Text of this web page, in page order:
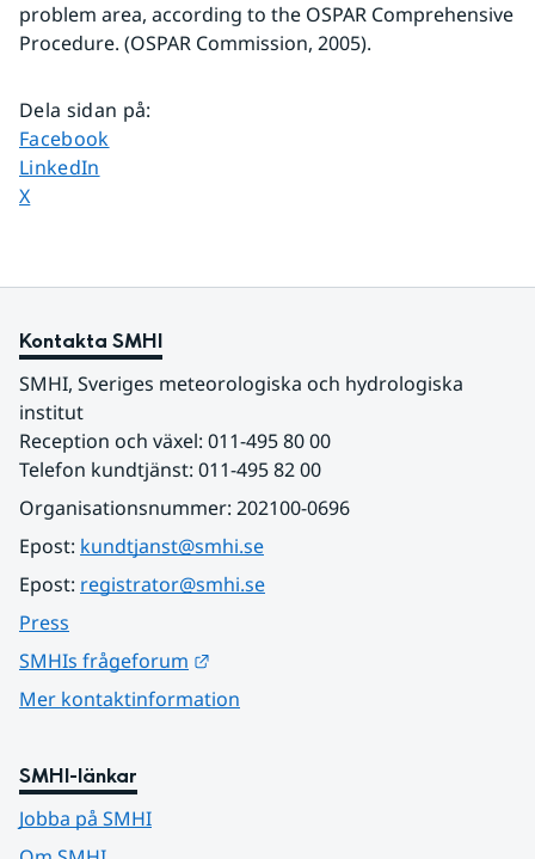
problem area, according to the OSPAR Comprehensive
Procedure. (OSPAR Commission, 2005).
Dela sidan på:
Dela sidan på
Facebook
Dela sidan på
LinkedIn
Dela sidan på
X
Kontakta SMHI
SMHI, Sveriges meteorologiska och hydrologiska
institut
Reception och växel: 011-495 80 00
Telefon kundtjänst: 011-495 82 00
Organisationsnummer: 202100-0696
Epost: kundtjanst@smhi.se
Epost: registrator@smhi.se
Press
SMHIs frågeforum
Mer kontaktinformation
SMHI-länkar
Jobba på SMHI